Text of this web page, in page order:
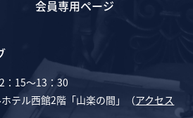
会員専用ページ
：15～13：30
テル西館2階「山楽の間」（アクセス